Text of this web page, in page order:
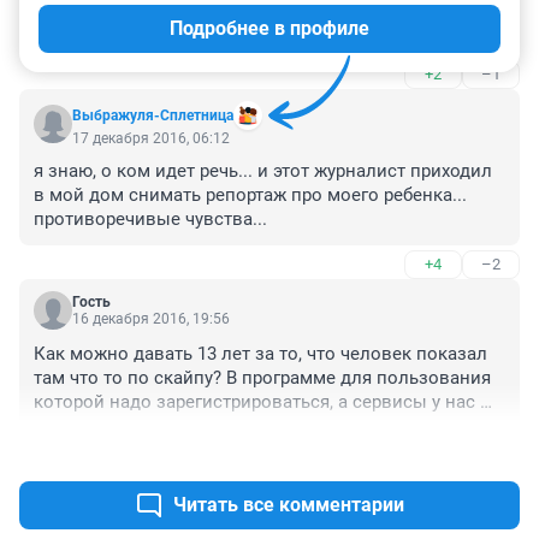
альтернатива судебному сроку. Не пора ли ввести это
и у нас? Кстати, некоторые добровольно на это идут
вместо заключения.
А то развелось насильников, педофилов и пр.
Эксгибициониста убили. А была бы такая мера, то и
опасностей было бы меньше.
+2 –1
Выбражуля-Сплетница
Подробнее в профиле
17 декабря 2016, 06:12
я знаю, о ком идет речь... и этот журналист приходил
в мой дом снимать репортаж про моего ребенка...
противоречивые чувства...
+4 –2
Гость
16 декабря 2016, 19:56
Как можно давать 13 лет за то, что человек показал
там что то по скайпу? В программе для пользования
которой надо зарегистрироваться, а сервисы у нас
допустила 7 летнего ребенка к скайпу и общению с
левым мужиком? Задумайтесь. За убийство дают 8
Читать все комментарии